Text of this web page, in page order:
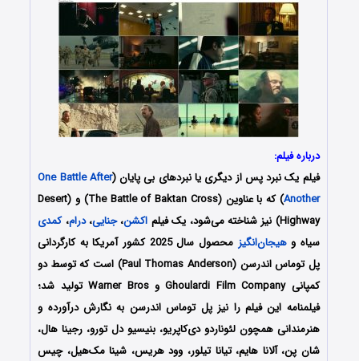
درباره فیلم:
فیلم یک نبرد پس از دیگری یا نبردهای بی پایان (One Battle After
Another
) که با عناوین (The Battle of Baktan Cross) و (Desert
Highway) نیز شناخته می‌شود، یک فیلم
اکشن،جنایی،درام،کمدی
سیاه وهیجان‌انگیز
محصول سال 2025 کشور آمریکا به کارگردانی
پل توماس اندرسن (Paul Thomas Anderson) است که توسط دو
کمپانی‌ Ghoulardi Film Company و Warner Bros تولید شد؛
فیلمنامه این فیلم را نیز پل توماس اندرسن به نگارش درآورده و
هنرمندانی همچون لئوناردو دی‌کاپریو، بنیسیو دل تورو، رجینا هال،
شان پن، آلانا هایم، تیانا تیلور، وود هریس، شینا مک‌هیل، چیس